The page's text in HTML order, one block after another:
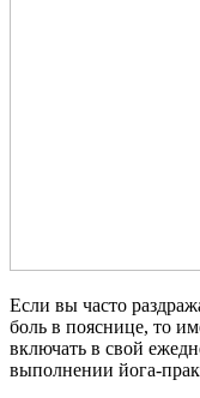
Если вы часто
боль в пояснице, то
включать в свой
выполнении йога-